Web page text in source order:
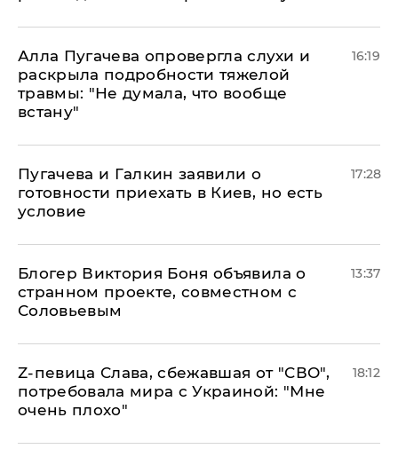
Алла Пугачева опровергла слухи и
раскрыла подробности тяжелой
травмы: "Не думала, что вообще
встану"
16:19
Пугачева и Галкин заявили о
готовности приехать в Киев, но есть
условие
17:28
Блогер Виктория Боня объявила о
странном проекте, совместном с
Соловьевым
13:37
Z-певица Слава, сбежавшая от "СВО",
потребовала мира с Украиной: "Мне
очень плохо"
18:12